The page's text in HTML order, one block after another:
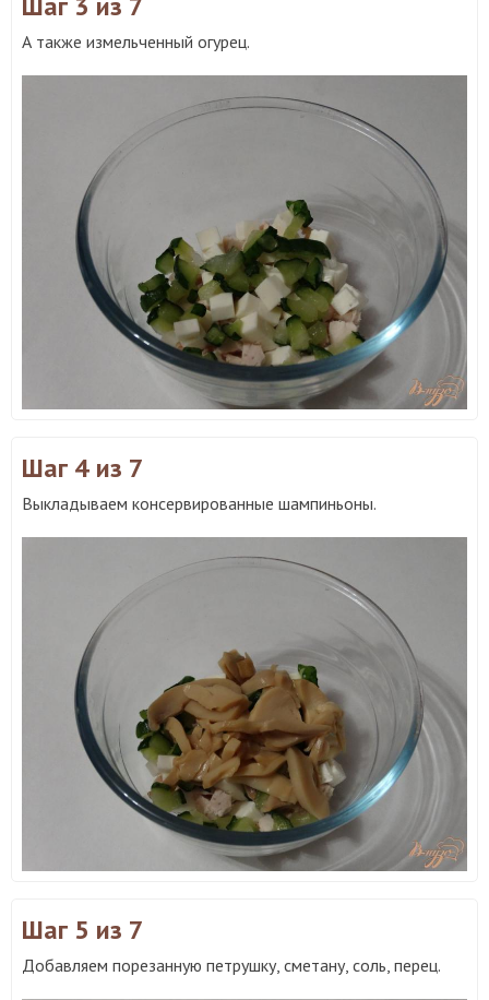
А также измельченный огурец.
Шаг 4 из 7
Выкладываем консервированные шампиньоны.
Шаг 5 из 7
Добавляем порезанную петрушку, сметану, соль, перец.